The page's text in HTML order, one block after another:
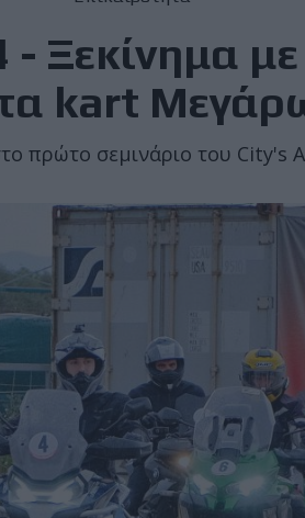
Ξεκίνημα με
kart
πρώτο σεμινάριο του City's